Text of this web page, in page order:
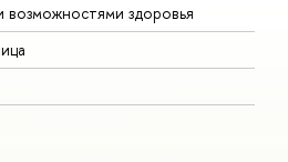
здоровья